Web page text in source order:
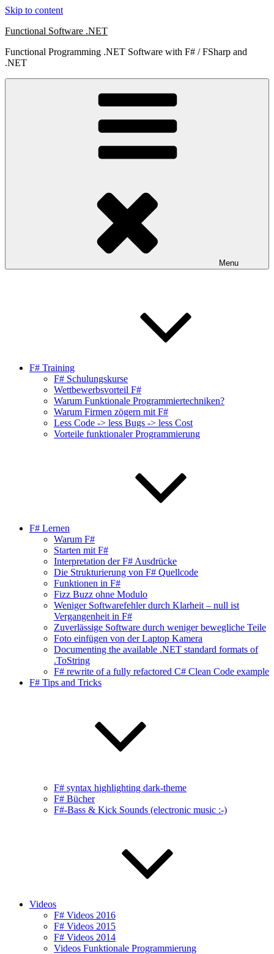
Skip to content
Functional Software .NET
Functional Programming .NET Software with F# / FSharp and
.NET
Menu
F# Training
F# Schulungskurse
Wettbewerbsvorteil F#
Warum Funktionale Programmiertechniken?
Warum Firmen zögern mit F#
Less Code -> less Bugs -> less Cost
Vorteile funktionaler Programmierung
F# Lernen
Warum F#
Starten mit F#
Interpretation der F# Ausdrücke
Die Strukturierung von F# Quellcode
Funktionen in F#
Fizz Buzz ohne Modulo
Weniger Softwarefehler durch Klarheit – null ist
Vergangenheit in F#
Zuverlässige Software durch weniger bewegliche Teile
Foto einfügen von der Laptop Kamera
Documenting the available .NET standard formats of
.ToString
F# rewrite of a fully refactored C# Clean Code example
F# Tips and Tricks
F# syntax highlighting dark-theme
F# Bücher
F#-Bass & Kick Sounds (electronic music :-)
Videos
F# Videos 2016
F# Videos 2015
F# Videos 2014
Videos Funktionale Programmierung